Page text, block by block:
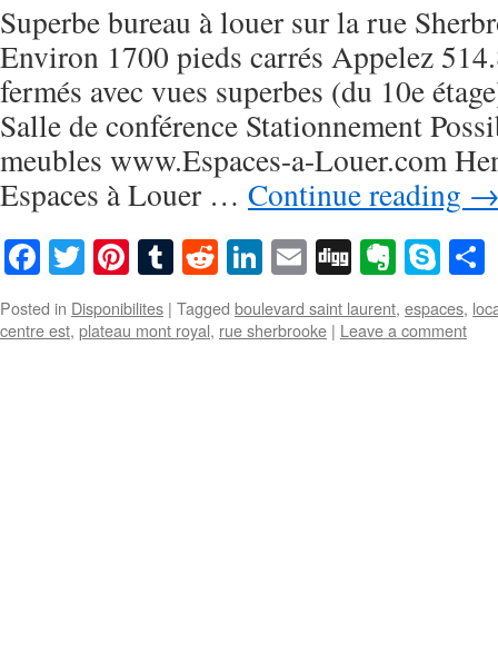
Superbe bureau à louer sur la rue
Environ 1700 pieds carrés Appelez
fermés avec vues superbes (du 10e
Salle de conférence Stationnement
meubles www.Espaces-a-Louer.com
Espaces à Louer … Continue reading
Facebook
TwitterPinterest
Tumblr
RedditLinkedIn
EmailDigg
Posted in Disponibilites | Tagged boulevard saint laurent, espaces,
centre est, plateau mont royal, rue sherbrooke | Leave a comment